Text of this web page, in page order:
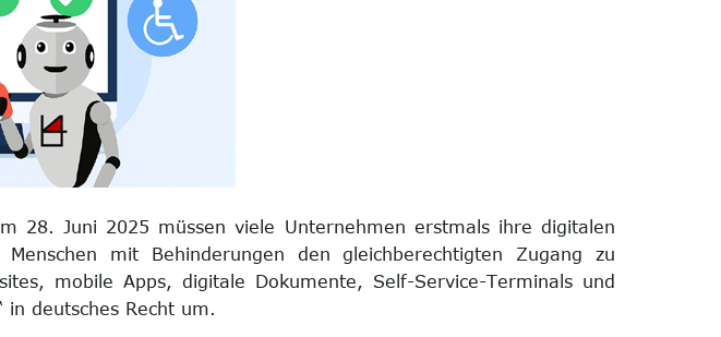
28. Juni 2025 müssen viele Unternehmen erstmals ihre digitalen
mit Behinderungen den gleichberechtigten Zugang zu
mobile Apps, digitale Dokumente, Self-Service-Terminals und
in deutsches Recht um.